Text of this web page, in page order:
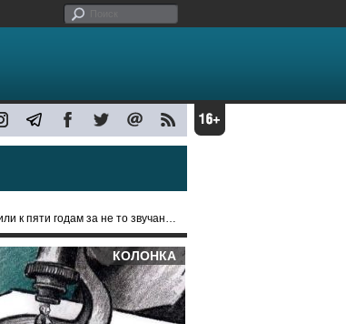
за не то звучание "Интернационала"
КОЛОНКА